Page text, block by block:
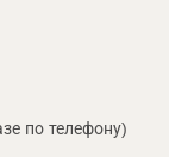
по телефону)